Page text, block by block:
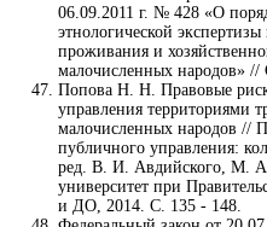
06.09.2011 г. № 428 «О
этнологической
проживания и
малочисленных народов» //
Попова Н. Н. Правовые
управления территориями
малочисленных народов //
публичного управления:
ред. В. И. Авдийского, М.
университет при
и ДО, 2014. С. 135 - 148.